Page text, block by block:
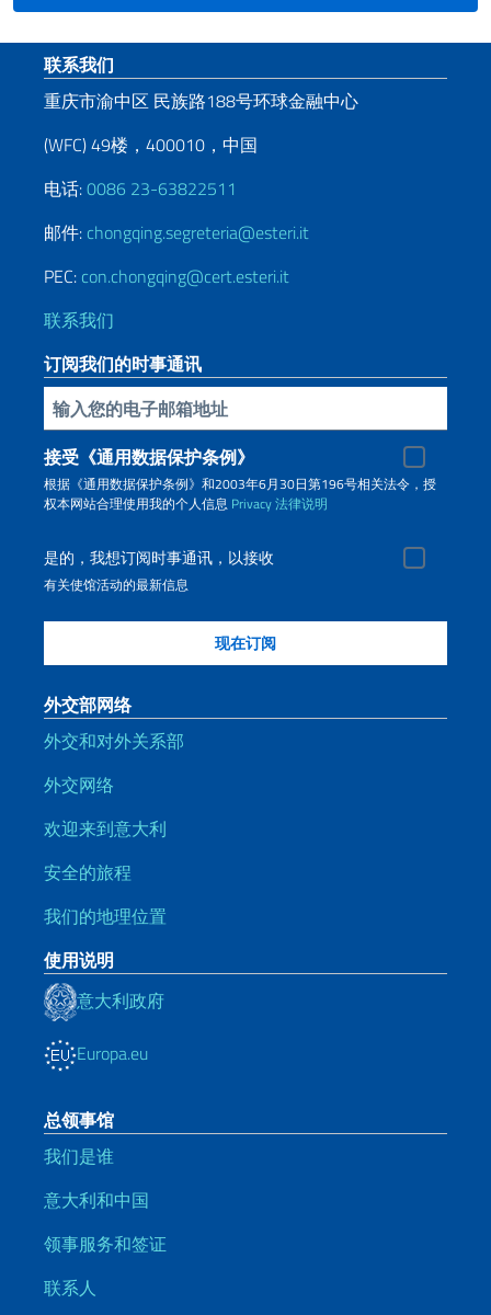
页脚部分
联系我们
重庆市渝中区 民族路188号环球金融中心
(WFC) 49楼，400010，中国
电话:0086 23-63822511
邮件: chongqing.segreteria@esteri.it
PEC: con.chongqing@cert.esteri.it
联系我们
订阅我们的时事通讯
插入你的電子郵件
接受《通用数据保护条例》
根据《通用数据保护条例》和2003年6月30日第196号相关法令，授
权本网站合理使用我的个人信息 Privacy法律说明
是的，我想订阅时事通讯，以接收
有关使馆活动的最新信息
外交部网络
外交和对外关系部
外交网络
欢迎来到意大利
安全的旅程
我们的地理位置
使用说明
意大利政府
Europa.eu
总领事馆
我们是谁
意大利和中国
领事服务和签证
联系人